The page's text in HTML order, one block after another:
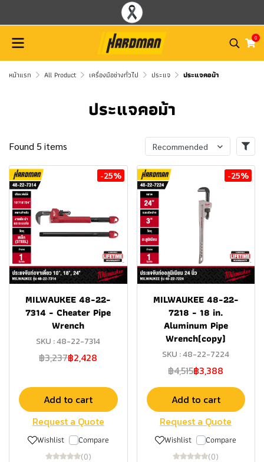
0
หน้าแรก All Product เครื่องมือช่างทั่วไป ประแจ ประแจคอม้า
ประแจคอม้า
Found 5 items Recommended
-25%
MILWAUKEE 48-22-
7314 - Cheater Pipe
Wrench
SKU : 48-22-7314
฿3,237฿2,428
Add to cart
Request a Quote
Wishlist Compare
(0)
-25%
MILWAUKEE 48-22-
7218 - 18 in.
Aluminum Pipe
Wrench(copy)
SKU : 48-22-7224
฿4,515฿3,388
Add to cart
Request a Quote
Wishlist Compare
(0)